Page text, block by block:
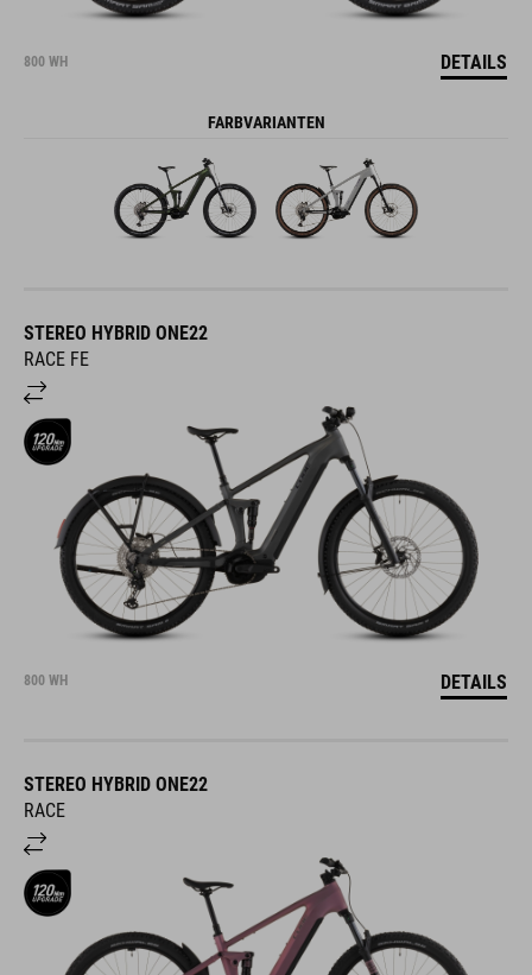
800 WH DETAILS
FARBVARIANTEN
STEREO HYBRID ONE22
RACE FE
800 WH DETAILS
STEREO HYBRID ONE22
RACE